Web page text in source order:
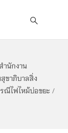
ำนักงาน
ขาภิบาลสิ่ง
ณีไฟไหม้บ่อขยะ /